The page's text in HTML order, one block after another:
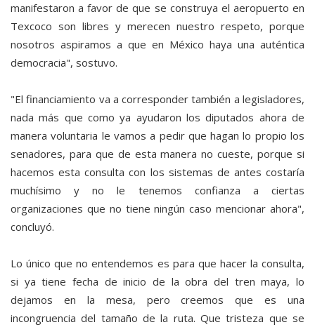
manifestaron a favor de que se construya el aeropuerto en
Texcoco son libres y merecen nuestro respeto, porque
nosotros aspiramos a que en México haya una auténtica
democracia", sostuvo.
"El financiamiento va a corresponder también a legisladores,
nada más que como ya ayudaron los diputados ahora de
manera voluntaria le vamos a pedir que hagan lo propio los
senadores, para que de esta manera no cueste, porque si
hacemos esta consulta con los sistemas de antes costaría
muchísimo y no le tenemos confianza a ciertas
organizaciones que no tiene ningún caso mencionar ahora",
concluyó.
Lo único que no entendemos es para que hacer la consulta,
si ya tiene fecha de inicio de la obra del tren maya, lo
dejamos en la mesa, pero creemos que es una
incongruencia del tamaño de la ruta. Que tristeza que se